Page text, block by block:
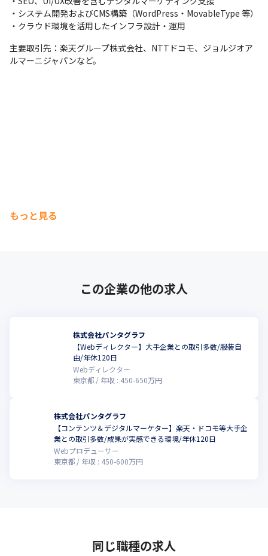
キャリアも可能。
・マネジメント職（部門リーダー／課長クラス）：社内外のメン
アップ。
・システム開発およびCMS構築（WordPress・MovableType 等）
・クラウド環境を活用したインフラ設計・運用
主要取引先：楽天グループ株式会社、NTTドコモ、ジョルジオア
ルマーニジャパンなど。
もっと見る
この企業の他の求人
株式会社パンタグラフ
【Webディレクター】大手企業との取引多数/服装自
由/年休120日
Webディレクター
東京都
年収 : 450-650万円
株式会社パンタグラフ
【コンテンツ＆デジタルマーケター】楽天・ドコモ等大手企
業との取引多数/成果が実感できる環境/年休120日
Webプロデューサー
東京都
年収 : 450-600万円
同じ職種の求人